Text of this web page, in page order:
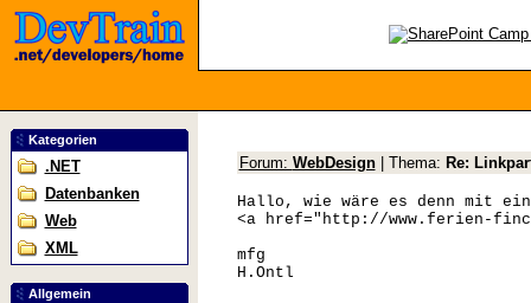
Kategorien
.NET
Datenbanken
Web
XML
Allgemein
Forum: WebDesign| Thema: Re:
Hallo, wie wäre es denn mit
<a href="http://www.ferien-
mfg
H.Ontl